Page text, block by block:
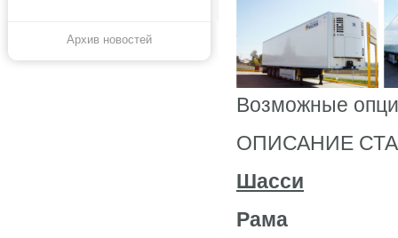
Возможные
ОПИСАНИЕ
Шасси
Pама
Архив новостей